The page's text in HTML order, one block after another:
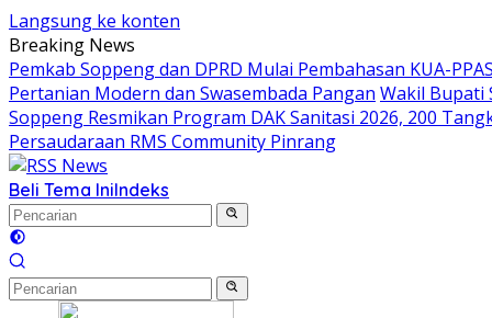
Langsung ke konten
Breaking News
Pemkab Soppeng dan DPRD Mulai Pembahasan KUA-
Pertanian Modern dan Swasembada Pangan Wakil Bupati
Soppeng Resmikan Program DAK Sanitasi 2026, 200
Persaudaraan RMS Community Pinrang
Beli Tema IniIndeks